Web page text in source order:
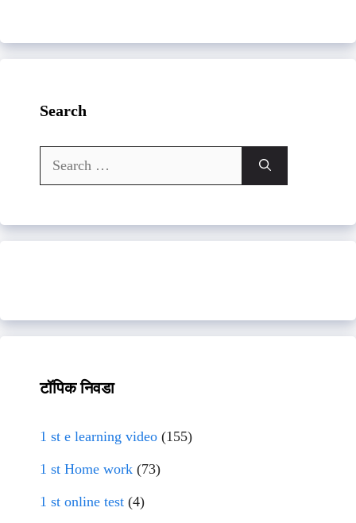
Search
Search
for:
टॉपिक निवडा
1 st e learning video (155)
1 st Home work (73)
1 st online test (4)